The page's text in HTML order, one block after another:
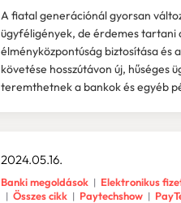
A fiatal generációnál gyorsan
ügyféligények, de érdemes tartani
élményközpontúság biztosítása és
követése hosszútávon új, hűséges
teremthetnek a bankok és egyéb
2024.05.16.
Banki megoldások
Elektronikus
Összes cikk
Paytechshow